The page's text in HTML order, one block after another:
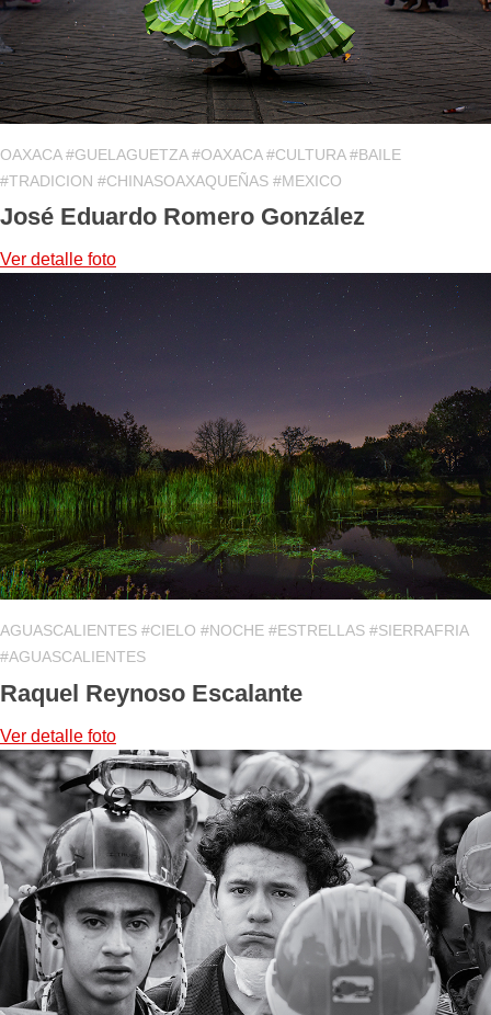
OAXACA #GUELAGUETZA #OAXACA #CULTURA #BAILE
#TRADICION #CHINASOAXAQUEÑAS #MEXICO
José Eduardo Romero González
Ver detalle foto
AGUASCALIENTES #CIELO #NOCHE #ESTRELLAS #SIERRAFRIA
#AGUASCALIENTES
Raquel Reynoso Escalante
Ver detalle foto